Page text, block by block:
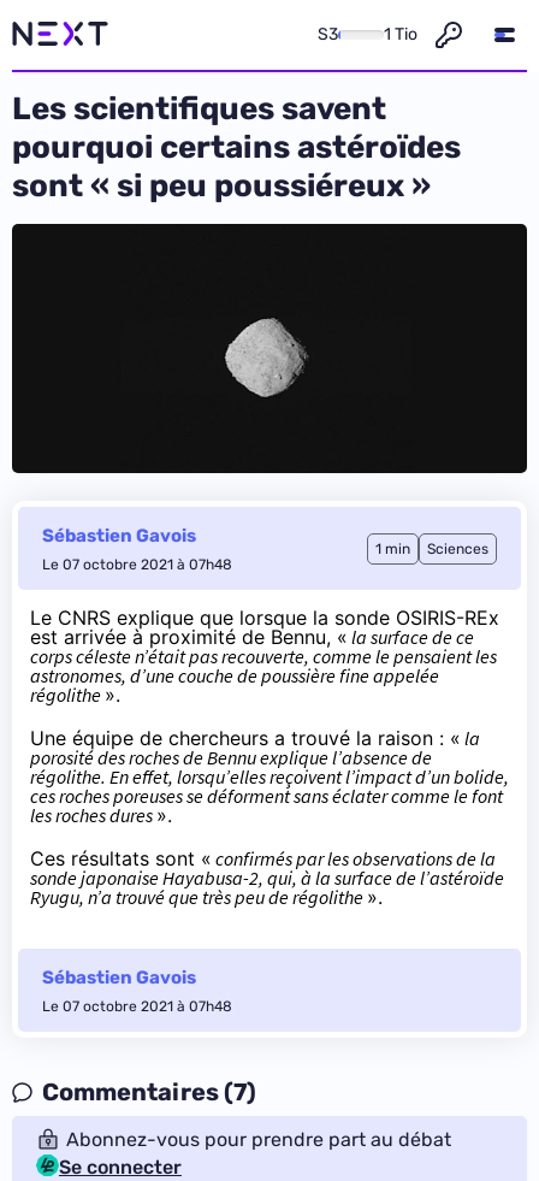
S3 1 Tio
Les scientifiques savent
pourquoi certains astéroïdes
sont « si peu poussiéreux »
Sébastien Gavois
Le 07 octobre 2021 à 07h48
1 min Sciences
Le CNRS explique que lorsque la sonde OSIRIS-REx
est arrivée à proximité de Bennu, « la surface de ce
corps céleste n’était pas recouverte, comme le pensaient les
astronomes, d’une couche de poussière fine appelée
régolithe ».
Une équipe de chercheurs a trouvé la raison : « la
porosité des roches de Bennu explique l’absence de
régolithe. En effet, lorsqu’elles reçoivent l’impact d’un bolide,
ces roches poreuses se déforment sans éclater comme le font
les roches dures ».
Ces résultats sont « confirmés par les observations de la
sonde japonaise Hayabusa-2, qui, à la surface de l’astéroïde
Ryugu, n’a trouvé que très peu de régolithe ».
Sébastien Gavois
Le 07 octobre 2021 à 07h48
Commentaires (7)
Abonnez-vous pour prendre part au débat
Se connecter